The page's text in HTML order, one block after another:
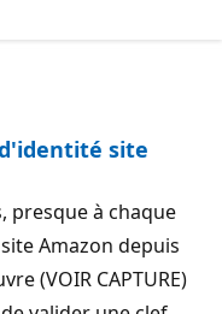
site
presque à chaque
Amazon depuis
(VOIR CAPTURE)